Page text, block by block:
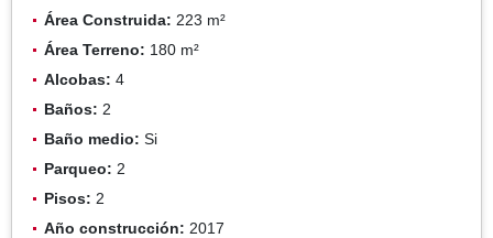
Área Construida: 223 m²
Área Terreno: 180 m²
Alcobas: 4
Baños: 2
Baño medio: Si
Parqueo: 2
Pisos: 2
Año construcción: 2017